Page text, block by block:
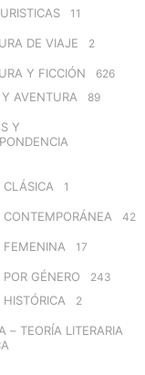
11
DE VIAJE 2
Y FICCIÓN 626
AVENTURA 89
Y
CLÁSICA 1
CONTEMPORÁNEA 42
FEMENINA 17
GÉNERO 243
2
– TEORÍA LITERARIA